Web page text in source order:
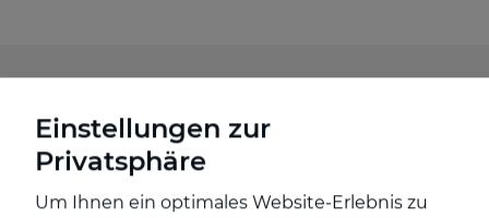
Einstellungen zur
Privatsphäre
Um Ihnen ein optimales Website-Erlebnis zu